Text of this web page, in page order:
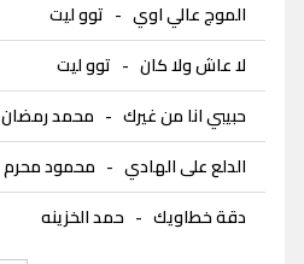
الموج عالي اوي - توو ليت
لا عاش ولا كان - توو ليت
حبيبي انا من غيرك - محمد رمضان
الدلع على الهادي - محمود محرم
دقة خطاويك - حمد الخزينه